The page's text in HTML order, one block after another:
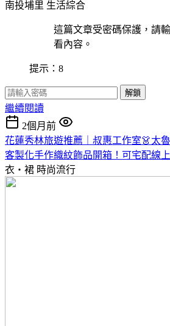
南投埔里 生活綜合
這篇文章受密碼保護，請
看內容。
提示：8
解鎖
繼續閱讀
2個月前
花蓮秀林旅遊推薦｜叔惠工作室👗太
客製化手作織紋飾品開箱！可宅配線
衣・裙 時尚流行